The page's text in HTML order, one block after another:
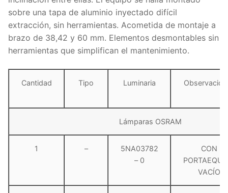
sobre una tapa de aluminio inyectado difícil
extracción, sin herramientas. Acometida de montaje a
brazo de 38,42 y 60 mm. Elementos desmontables sin
herramientas que simplifican el mantenimiento.
Cantidad Tipo Luminaria
Lámparas OSRAM
1 –
5NA03782
– 0
CON
VACÍO